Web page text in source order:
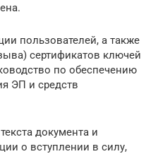
пользователей, а также
сертификатов ключей
по обеспечению
ЭП и средств
документа и
о вступлении в силу,